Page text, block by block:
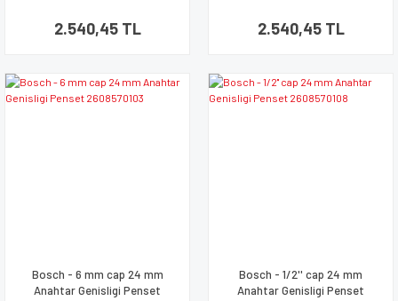
2.540,45 TL 2.540,45 TL
Bosch - 6 mm cap 24 mm
Anahtar Genisligi Penset
Bosch - 1/2'' cap 24 mm
Anahtar Genisligi Penset